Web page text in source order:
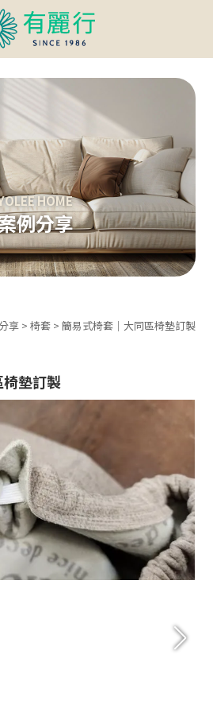
例分享
享> 椅套> 簡易式椅套｜大同區椅墊訂製
墊訂製